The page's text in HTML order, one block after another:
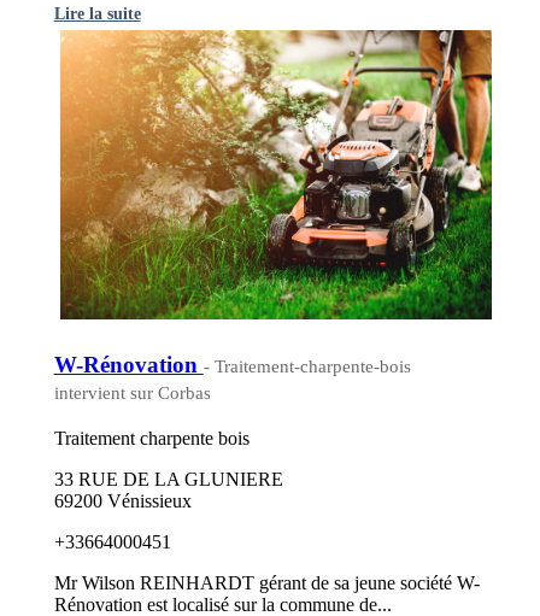
Lire la suite
W-Rénovation - Traitement-charpente-bois
intervient sur Corbas
Traitement charpente bois
33 RUE DE LA GLUNIERE
69200 Vénissieux
+33664000451
Mr Wilson REINHARDT gérant de sa jeune société W-
Rénovation est localisé sur la commune de...